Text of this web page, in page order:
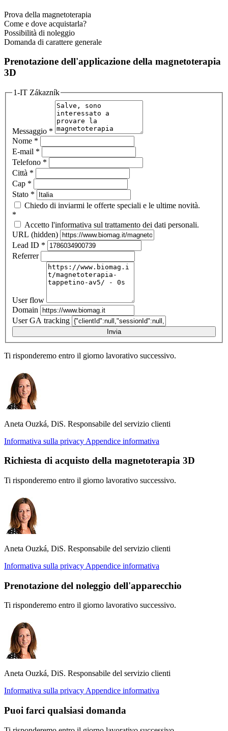
Prova della magnetoterapia
Come e dove acquistarla?
Possibilità di noleggio
Domanda di carattere generale
Prenotazione dell'applicazione della magnetoterapia
3D
1-IT Zákazník
Messaggio *
Nome *
E-mail *
Telefono *
Città *
Cap *
Stato *
Chiedo di inviarmi le offerte speciali e le ultime novità.
*
Accetto l'informativa sul trattamento dei dati personali.
URL (hidden)
Lead ID *
Referrer
User flow
Domain
User GA tracking
Invia
Ti risponderemo entro il giorno lavorativo successivo.
Aneta Ouzká, DiS. Responsabile del servizio clienti
Informativa sulla privacy Appendice informativa
Richiesta di acquisto della magnetoterapia 3D
Ti risponderemo entro il giorno lavorativo successivo.
Aneta Ouzká, DiS. Responsabile del servizio clienti
Informativa sulla privacy Appendice informativa
Prenotazione del noleggio dell'apparecchio
Ti risponderemo entro il giorno lavorativo successivo.
Aneta Ouzká, DiS. Responsabile del servizio clienti
Informativa sulla privacyAppendice informativa
Puoi farci qualsiasi domanda